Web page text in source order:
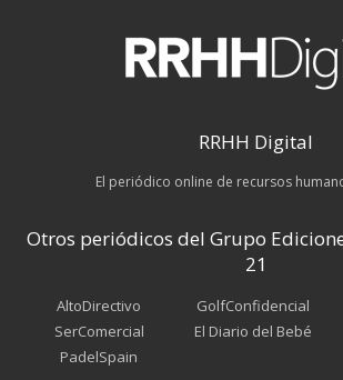
RRHH Digital
El periódico online de recursos
Otros periódicos del Grupo
21
AltoDirectivo
SerComercial
PadelSpain
GolfConfidencial
El Diario del Bebé